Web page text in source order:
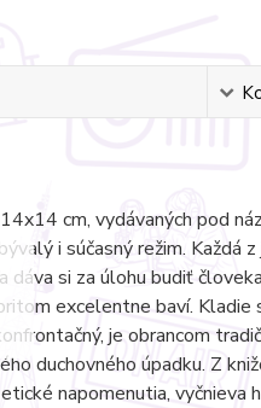
cm, vydávaných pod
i súčasný režim. Každá
si za úlohu budiť
excelentne baví.
je obrancom
duchovného úpadku. Z
napomenutia, vyčnieva